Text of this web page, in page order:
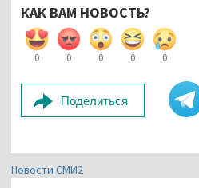
КАК ВАМ НОВОСТЬ?
0 0 0 0 0
Поделиться
Новости СМИ2